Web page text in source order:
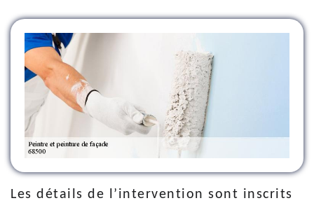
Les détails de l’intervention sont inscrits